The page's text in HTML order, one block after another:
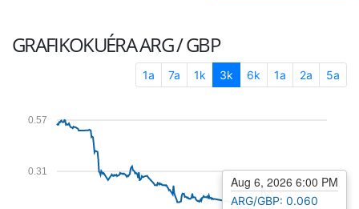
GRAFIKOKUÉRAARG / GBP
1a 7a 1k 3k 6k 1a 2a 5a
0.31
0.57
Aug 6, 2026 6:00 PM
ARG/GBP: 0.060